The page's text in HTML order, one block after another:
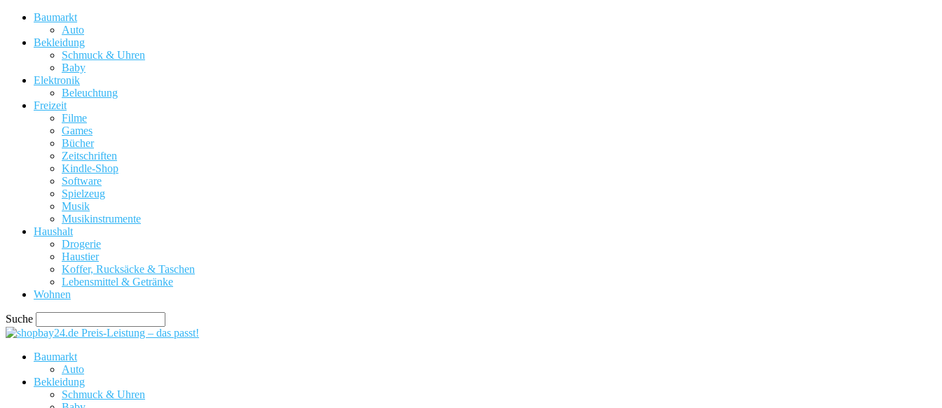
Baumarkt
Auto
Bekleidung
Schmuck & Uhren
Baby
Elektronik
Beleuchtung
Freizeit
Filme
Games
Bücher
Zeitschriften
Kindle-Shop
Software
Spielzeug
Musik
Musikinstrumente
Haushalt
Drogerie
Haustier
Koffer, Rucksäcke & Taschen
Lebensmittel & Getränke
Wohnen
Suche
Preis-Leistung – das passt!
Baumarkt
Auto
Bekleidung
Schmuck & Uhren